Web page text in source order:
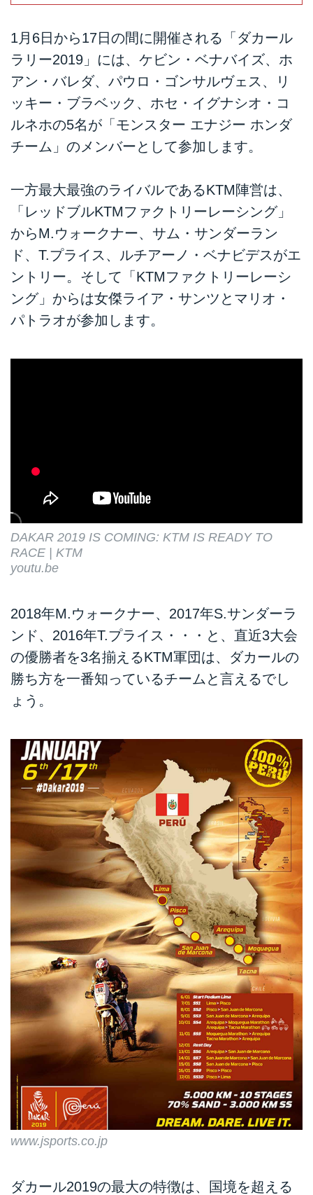
1月6日から17日の間に開催される「ダカール
ラリー2019」には、ケビン・ベナバイズ、ホ
アン・バレダ、パウロ・ゴンサルヴェス、リ
ッキー・ブラベック、ホセ・イグナシオ・コ
ルネホの5名が「モンスター エナジー ホンダ
チーム」のメンバーとして参加します。
一方最大最強のライバルであるKTM陣営は、
「レッドブルKTMファクトリーレーシング」
からM.ウォークナー、サム・サンダーラン
ド、T.プライス、ルチアーノ・ベナビデスがエ
ントリー。そして「KTMファクトリーレーシ
ング」からは女傑ライア・サンツとマリオ・
パトラオが参加します。
DAKAR 2019 IS COMING: KTM IS READY TO
RACE | KTM
youtu.be
2018年M.ウォークナー、2017年S.サンダーラ
ンド、2016年T.プライス・・・と、直近3大会
の優勝者を3名揃えるKTM軍団は、ダカールの
勝ち方を一番知っているチームと言えるでし
ょう。
www.jsports.co.jp
ダカール2019の最大の特徴は、国境を超える